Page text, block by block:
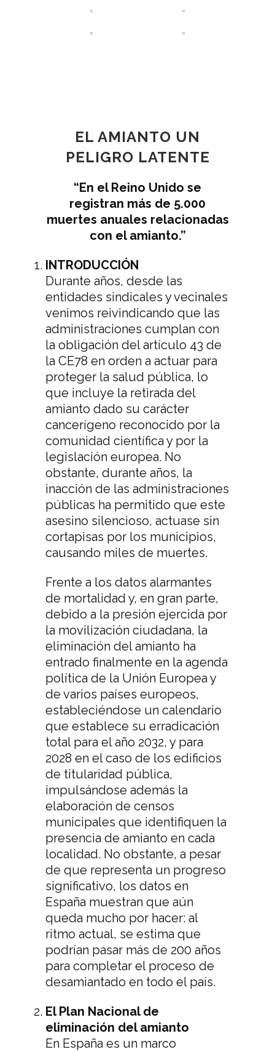
EL AMIANTO UN
PELIGRO LATENTE
“En el Reino Unido se
registran más de 5.000
muertes anuales relacionadas
con el amianto.”
INTRODUCCIÓN
Durante años, desde las
entidades sindicales y vecinales
venimos reivindicando que las
administraciones cumplan con
la obligación del artículo 43 de
la CE78 en orden a actuar para
proteger la salud pública, lo
que incluye la retirada del
amianto dado su carácter
cancerígeno reconocido por la
comunidad científica y por la
legislación europea. No
obstante, durante años, la
inacción de las administraciones
públicas ha permitido que este
asesino silencioso, actuase sin
cortapisas por los municipios,
causando miles de muertes.
Frente a los datos alarmantes
de mortalidad y, en gran parte,
debido a la presión ejercida por
la movilización ciudadana, la
eliminación del amianto ha
entrado finalmente en la agenda
política de la Unión Europea y
de varios países europeos,
estableciéndose un calendario
que establece su erradicación
total para el año 2032, y para
2028 en el caso de los edificios
de titularidad pública,
impulsándose además la
elaboración de censos
municipales que identifiquen la
presencia de amianto en cada
localidad. No obstante, a pesar
de que representa un progreso
significativo, los datos en
España muestran que aún
queda mucho por hacer: al
ritmo actual, se estima que
podrían pasar más de 200 años
para completar el proceso de
desamiantado en todo el país.
El Plan Nacional de
eliminación del amianto
En España es un marco